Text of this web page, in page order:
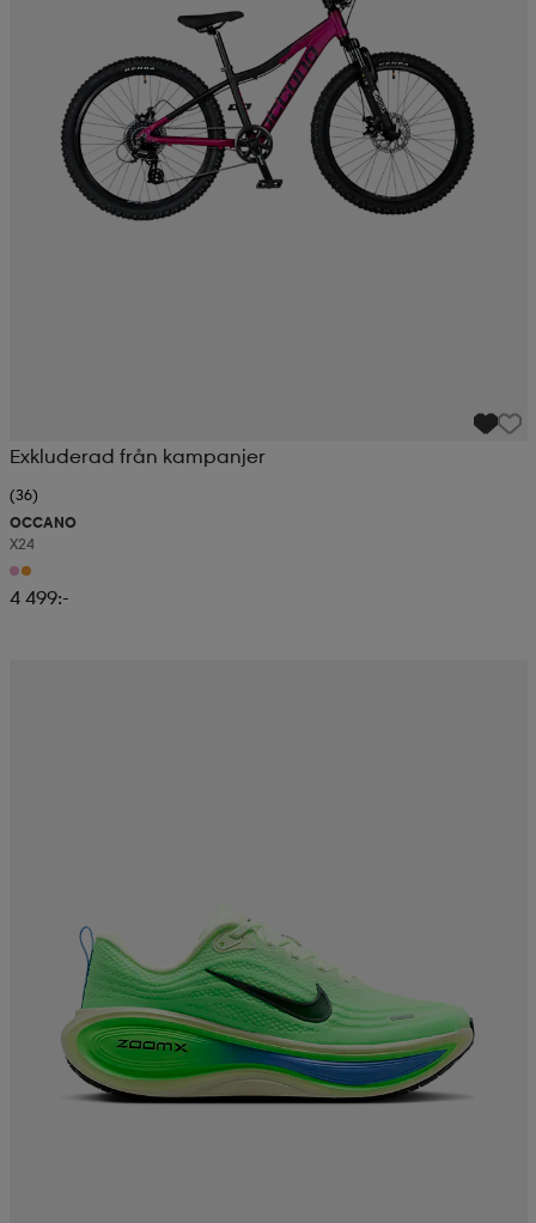
Exkluderad från kampanjer
(36)
OCCANO
X24
4 499:-